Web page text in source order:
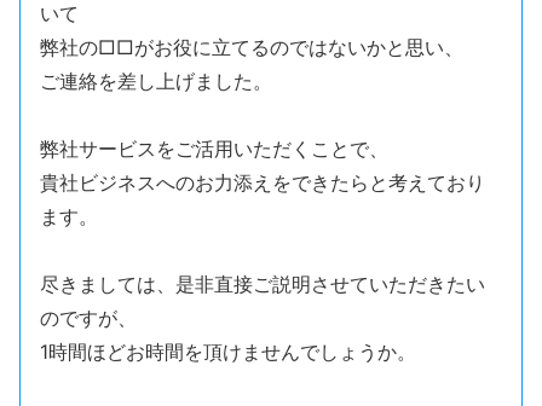
いて
弊社の□□がお役に立てるのではないかと思い、
ご連絡を差し上げました。
弊社サービスをご活用いただくことで、
貴社ビジネスへのお力添えをできたらと考えており
ます。
尽きましては、是非直接ご説明させていただきたい
のですが、
1時間ほどお時間を頂けませんでしょうか。